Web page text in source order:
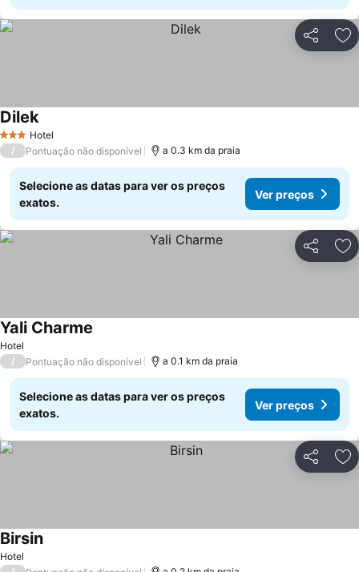
Partilhar
3 EstrelasHotel
Dilek
/ Pontuação não disponível a 0.3 km da praia
Selecione as datas para ver os preços
exatos.
Ver preços
Partilhar
Hotel
Yali Charme
/ Pontuação não disponível a 0.1 km da praia
Selecione as datas para ver os preços
exatos.
Ver preços
Partilhar
Hotel
Birsin